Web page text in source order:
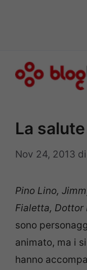
La
Nov 24, 2013 di
Pino Lino,
Fialetta, Dottor
sono
animato, ma i
hanno